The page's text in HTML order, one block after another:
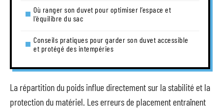
Où ranger son duvet pour optimiser l’espace et
l’équilibre du sac
Conseils pratiques pour garder son duvet accessible
et protégé des intempéries
La répartition du poids influe directement sur la stabilité et la
protection du matériel. Les erreurs de placement entraînent